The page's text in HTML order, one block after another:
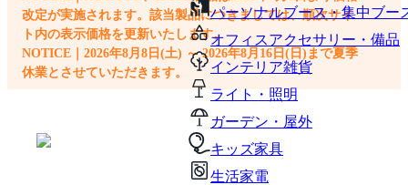
パーソナルブース・集中ブー
オフィスアクセサリー・備品
インテリア雑貨
ライト・照明
ガーデン・屋外
キッズ家具
生活家電
改定が実施されます。該当製品につきましては、順次サイ
ト内の表示価格を更新いたします。
NOTICE｜2026年8月8日(土) ～ 2026年8月16日(日)まで夏季
休業とさせていただきます。